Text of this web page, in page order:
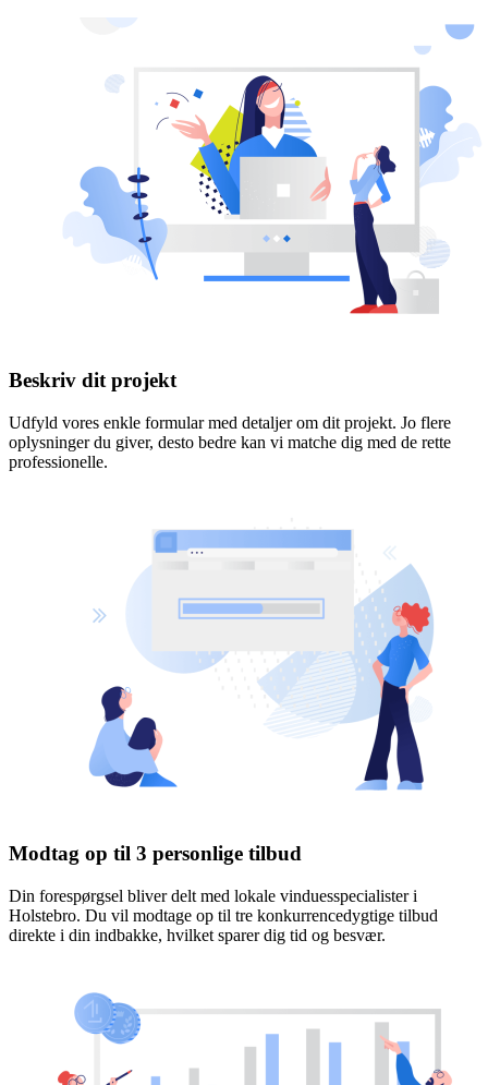
Beskriv dit projekt
Udfyld vores enkle formular med detaljer om dit projekt. Jo flere
oplysninger du giver, desto bedre kan vi matche dig med de rette
professionelle.
Modtag op til 3 personlige tilbud
Din forespørgsel bliver delt med lokale vinduesspecialister i
Holstebro. Du vil modtage op til tre konkurrencedygtige tilbud
direkte i din indbakke, hvilket sparer dig tid og besvær.